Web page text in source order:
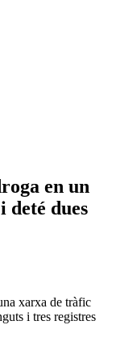
en un
deté dues
xarxa de tràfic
i tres registres